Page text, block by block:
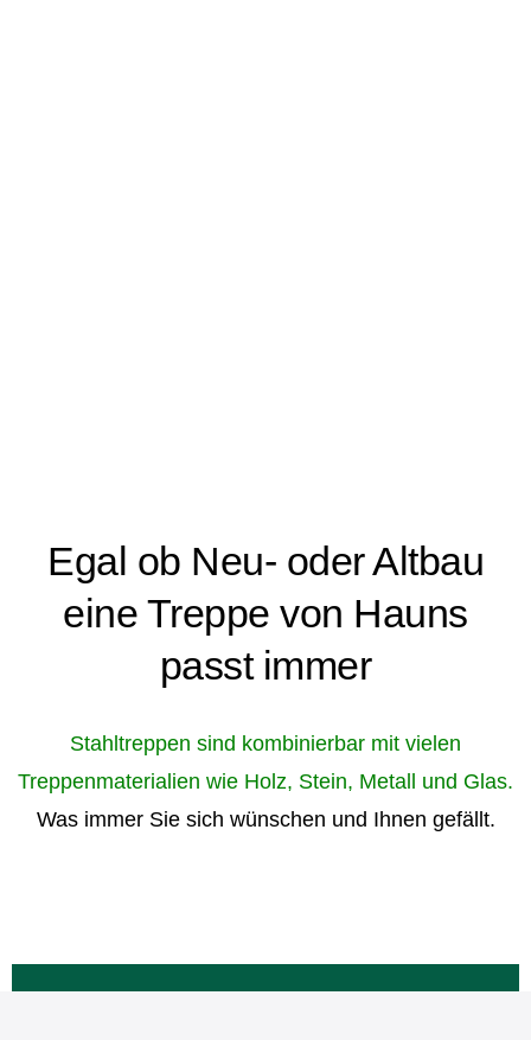
Egal ob Neu- oder Altbau
eine Treppe von Hauns
passt immer
Stahltreppen sind kombinierbar mit vielen
Treppenmaterialien wie Holz, Stein, Metall und Glas.
Was immer Sie sich wünschen und Ihnen gefällt.